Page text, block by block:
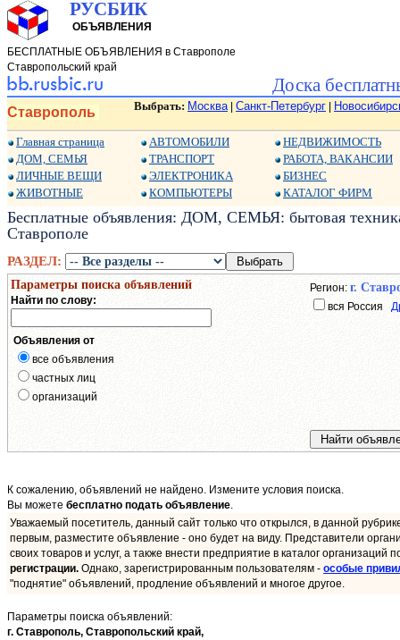
РУСБИК
ОБЪЯВЛЕНИЯ
БЕСПЛАТНЫЕ ОБЪЯВЛЕНИЯ в Ставрополе
Ставропольский край
Доска
Ставрополь Выбрать: Москва| Санкт-Петербург
Главная страница
ДОМ, СЕМЬЯ
ЛИЧНЫЕ ВЕЩИ
ЖИВОТНЫЕ
АВТОМОБИЛИ
ТРАНСПОРТ
ЭЛЕКТРОНИКА
КОМПЬЮТЕРЫ
НЕДВИЖИМОСТЬ
РАБОТА, ВАКАНСИИ
БИЗНЕС
КАТАЛОГ ФИРМ
Бесплатные объявления: ДОМ, СЕМЬЯ: бытовая
Ставрополе
РАЗДЕЛ:
Параметры поиска объявлений
Найти по слову:
Регион: г.
вся Россия
Объявления от
все объявления
частных лиц
организаций
К сожалению, объявлений не найдено. Измените условия поиска.
Вы можете бесплатно подать объявление.
Уважаемый посетитель, данный сайт только что открылся, в данной
первым, разместите объявление - оно будет на виду. Представители
своих товаров и услуг, а также внести предприятие в каталог организаций
регистрации. Однако, зарегистрированным пользователям - особые
"поднятие" объявлений, продление объявлений и многое другое.
Параметры поиска объявлений:
г. Ставрополь, Ставропольский край,